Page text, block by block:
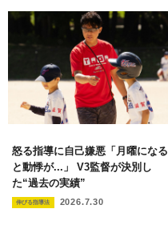
怒る指導に自己嫌悪「月曜になる
と動悸が...」 V3監督が決別し
た“過去の実績”
伸びる指導法 2026.7.30